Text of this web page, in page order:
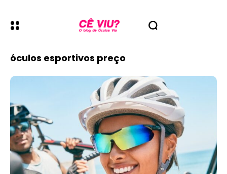
óculos esportivos preço